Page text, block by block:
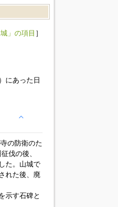
」の項目 ］
にあった日
の防衛のた
伐の後、
た。山城で
れた後、廃
示す石碑と